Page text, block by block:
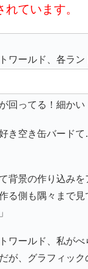
ています。
ワールド、各ラ
しい」
回ってる！細かい
好き空き缶バード
背景の作り込み
る側も隅々まで見
ワールド、私がべ
が、グラフィック